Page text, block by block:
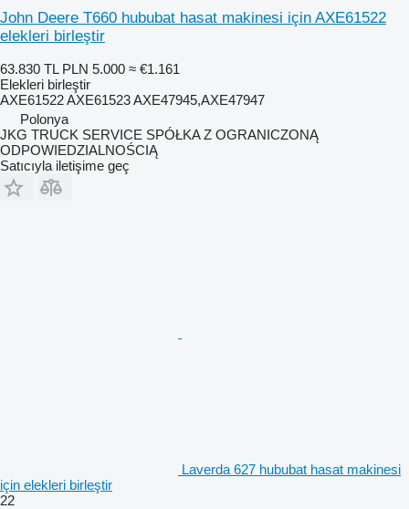
John Deere T660 hububat hasat makinesi için AXE61522
elekleri birleştir
63.830 TL PLN 5.000 ≈ €1.161
Elekleri birleştir
AXE61522 AXE61523 AXE47945,AXE47947
Polonya
JKG TRUCK SERVICE SPÓŁKA Z OGRANICZONĄ
ODPOWIEDZIALNOŚCIĄ
Satıcıyla iletişime geç
Laverda 627 hububat hasat makinesi
için elekleri birleştir
22